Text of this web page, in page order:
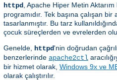
httpd , Apache Hiper Metin
programıdır. Tek başına çalışan
tasarlanmıştır. Bu tarz
çocuk süreçlerden ve evrelerden
Genelde,
httpd'nin doğrudan
benzerlerinde apache2ctl
bir hizmet olarak, Windows 9x ve
olarak çalıştırılır.